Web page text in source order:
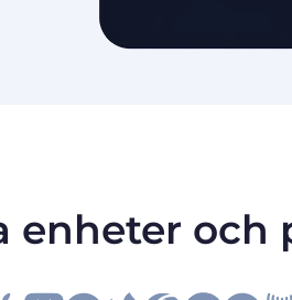
enheter och